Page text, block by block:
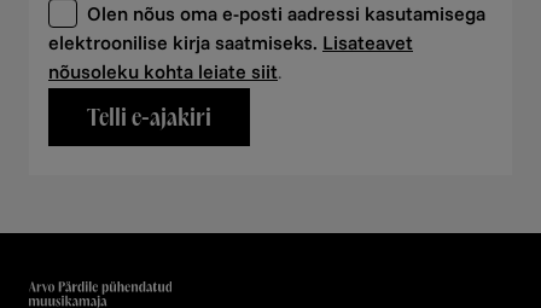
Olen nõus oma e-posti aadressi kasutamisega
elektroonilise kirja saatmiseks. Lisateavet
nõusoleku kohta leiate siit.
Telli e-ajakiri